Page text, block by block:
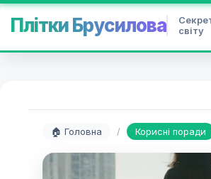
Плітки Брусилова
світу
🏠 Головна / Корисні поради